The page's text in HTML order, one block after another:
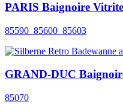
PARIS Baignoire
85590_85600_85603
GRAND-DUC
85070